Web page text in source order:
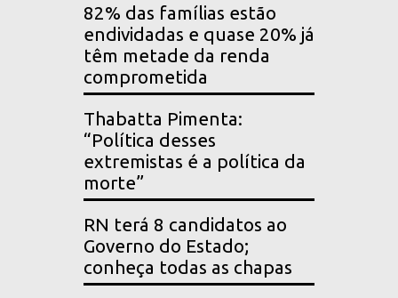
82% das famílias estão
endividadas e quase 20% já
têm metade da renda
comprometida
Thabatta Pimenta:
“Política desses
extremistas é a política da
morte”
RN terá 8 candidatos ao
Governo do Estado;
conheça todas as chapas